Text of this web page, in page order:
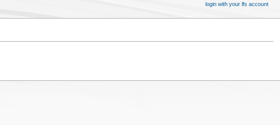
login with your lfs account